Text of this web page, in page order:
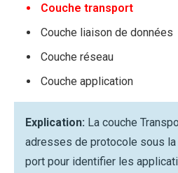
Couche transport
Couche liaison de données
Couche réseau
Couche application
Explication: La couche
adresses de protocole sous
port pour identifier les